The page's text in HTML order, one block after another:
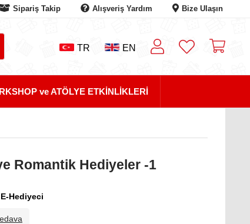
Sipariş Takip Alışveriş Yardım Bize Ulaşın
TR EN
ve ATÖLYE ETKİNLİKLERİ
Romantik Hediyeler -1
E-Hediyeci